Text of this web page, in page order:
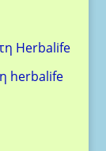
Herbalife
herbalife